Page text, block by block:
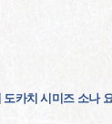
카치 시미즈 소나